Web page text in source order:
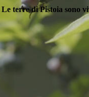
Le terre di Pistoia sono